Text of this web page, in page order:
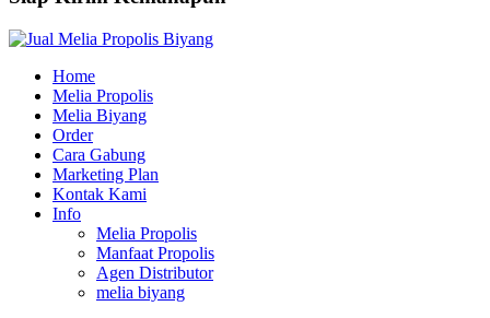
Home
Melia Propolis
Melia Biyang
Order
Cara Gabung
Marketing Plan
Kontak Kami
Info
Melia Propolis
Manfaat Propolis
Agen Distributor
melia biyang